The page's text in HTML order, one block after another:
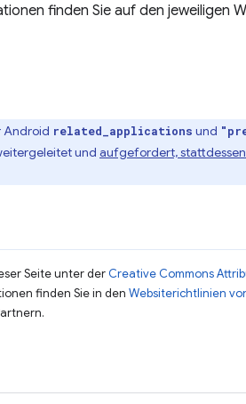
finden Sie auf den jeweiligen
Android related_applications und
und aufgefordert,
Seite unter der Creative Commons
finden Sie in den Websiterichtlinien